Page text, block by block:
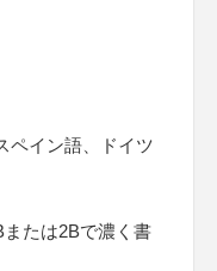
ペイン語、ドイツ
たは2Bで濃く書